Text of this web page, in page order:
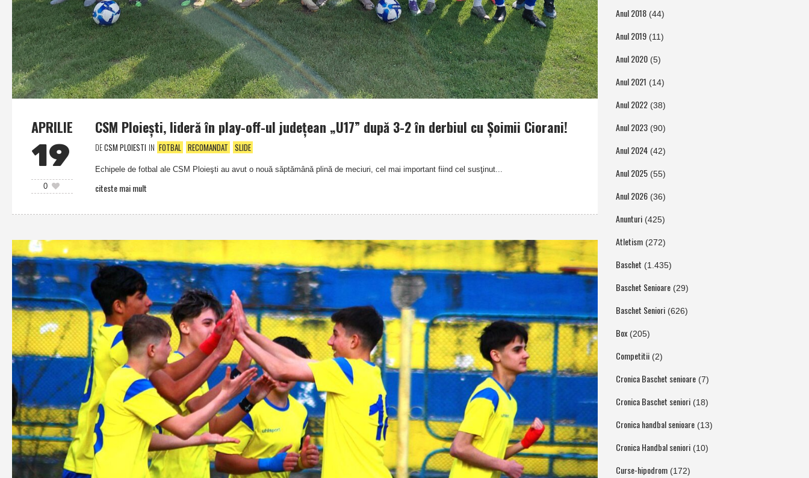
APRILIE
19
0
CSM Ploieşti, lideră în play-off-ul judeţean „U17” după 3-2 în derbiul cu Şoimii Ciorani!
DECSM PLOIESTI IN FOTBAL RECOMANDAT SLIDE
Echipele de fotbal ale CSM Ploieşti au avut o nouă săptămână plină de meciuri, cel mai important fiind cel susţinut...
citeste mai mult
Anul 2018(44)
Anul 2019(11)
Anul 2020(5)
Anul 2021 (14)
Anul 2022(38)
Anul 2023(90)
Anul 2024(42)
Anul 2025(55)
Anul 2026(36)
Anunturi(425)
Atletism(272)
Baschet (1.435)
Baschet Senioare(29)
Baschet Seniori(626)
Box(205)
Competitii(2)
Cronica Baschet senioare(7)
Cronica Baschet seniori(18)
Cronica handbal senioare(13)
Cronica Handbal seniori(10)
Curse-hipodrom(172)